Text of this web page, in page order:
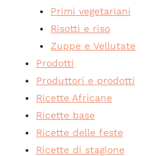
Primi vegetariani
Risotti e riso
Zuppe e Vellutate
Prodotti
Produttori e prodotti
Ricette Africane
Ricette base
Ricette delle feste
Ricette di stagione